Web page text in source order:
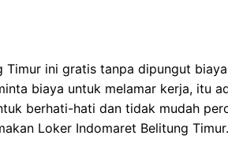
Timur ini gratis tanpa dipungut
biaya untuk melamar kerja, itu
berhati-hati dan tidak mudah
Loker Indomaret Belitung Timur.